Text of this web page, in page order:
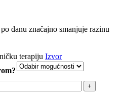
danu značajno smanjuje razinu
terapiju Izvor